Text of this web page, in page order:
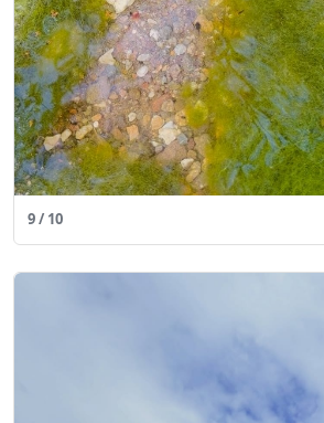
9 / 10